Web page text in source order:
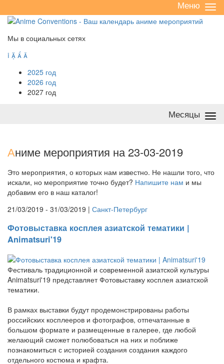
/
Меню
Мы в социальных сетях
   
2025 год
2026 год
2027 год
Месяцы
Аниме мероприятия на 23-03-2019
Это мероприятия, о которых нам известно. Не нашли того, что
искали, но мероприятие точно будет? Напишите нам и мы
добавим его в наш каталог!
21/03/2019 - 31/03/2019 | Санкт-Петербург
Фотовыставка косплея азиатской тематики |
Animatsuri'19
Фестиваль традиционной и современной азиатской культуры
Animatsuri'19 представляет Фотовыставку косплея азиатской
тематики.
В рамках выставки будут продемонстрированы работы
российских косплееров и фотографов, отпечатанные в
большом формате и размещенные в галерее, где любой
желающий сможет полюбоваться на них и поближе
познакомиться с историей создания создания каждого
отдельного костюма и крафта.